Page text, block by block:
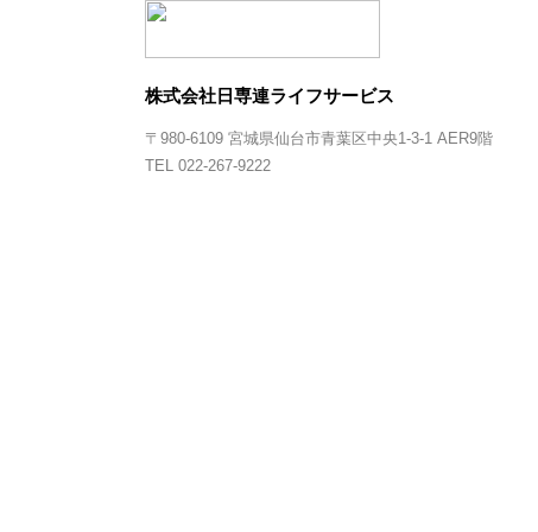
株式会社日専連ライフサービス
〒980-6109 宮城県仙台市青葉区中央1-3-1 AER9階
TEL 022-267-9222